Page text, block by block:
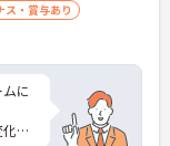
ス・賞与あり
に
が